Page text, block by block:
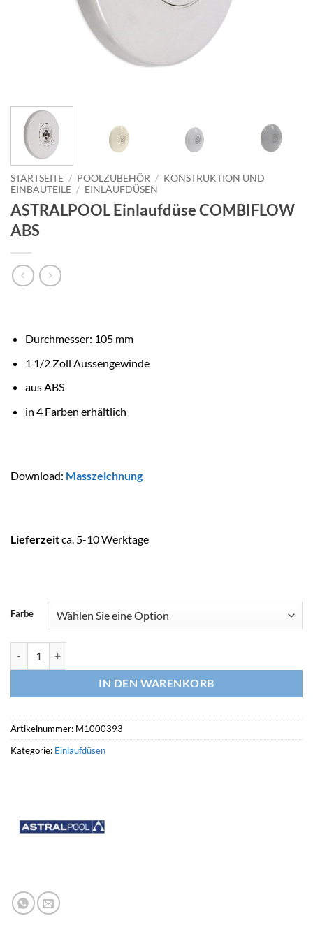
STARTSEITE / POOLZUBEHÖR / KONSTRUKTION UND
EINBAUTEILE / EINLAUFDÜSEN
ASTRALPOOL Einlaufdüse COMBIFLOW
ABS
Durchmesser: 105 mm
1 1/2 Zoll Aussengewinde
aus ABS
in 4 Farben erhältlich
Download: Masszeichnung
Lieferzeitca. 5-10 Werktage
Farbe
IN DEN WARENKORB
Artikelnummer: M1000393
Kategorie: Einlaufdüsen